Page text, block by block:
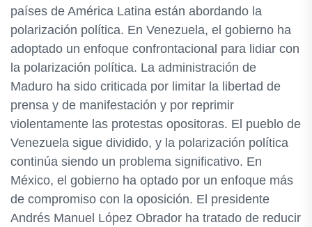
países de América Latina están abordando la
polarización política. En Venezuela, el gobierno ha
adoptado un enfoque confrontacional para lidiar con
la polarización política. La administración de
Maduro ha sido criticada por limitar la libertad de
prensa y de manifestación y por reprimir
violentamente las protestas opositoras. El pueblo de
Venezuela sigue dividido, y la polarización política
continúa siendo un problema significativo. En
México, el gobierno ha optado por un enfoque más
de compromiso con la oposición. El presidente
Andrés Manuel López Obrador ha tratado de reducir